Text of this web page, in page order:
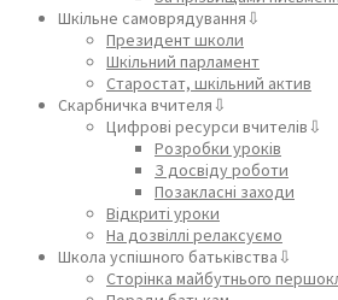
Шкільне самоврядування⇩
Президент школи
Шкільний парламент
Старостат, шкільний актив
Скарбничка вчителя⇩
Цифрові ресурси вчителів⇩
Розробки уроків
З досвіду роботи
Позакласні заходи
Відкриті уроки
На дозвіллі релаксуємо
Школа успішного батьківства⇩
Сторінка майбутнього